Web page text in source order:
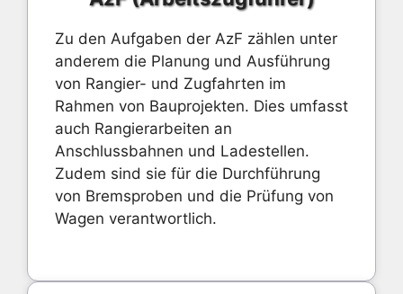
Zu den Aufgaben der AzF zählen unter
anderem die Planung und Ausführung
von Rangier- und Zugfahrten im
Rahmen von Bauprojekten. Dies umfasst
auch Rangierarbeiten an
Anschlussbahnen und Ladestellen.
Zudem sind sie für die Durchführung
von Bremsproben und die Prüfung von
Wagen verantwortlich.